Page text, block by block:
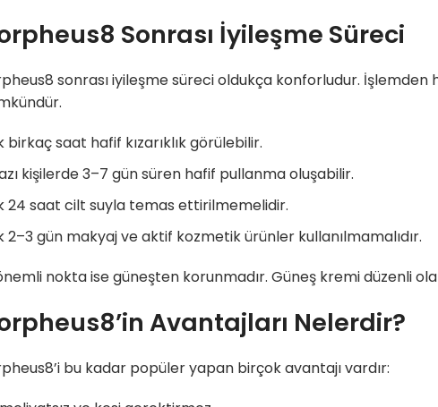
Sonrası İyileşme Süreci
sonrası iyileşme süreci oldukça konforludur.
birkaç saat hafif kızarıklık görülebilir.
kişilerde 3–7 gün süren hafif pullanma oluşabilir.
24 saat cilt suyla temas ettirilmemelidir.
2–3 gün makyaj ve aktif kozmetik ürünler kullanılmamalıdır.
nokta ise güneşten korunmadır. Güneş kremi düzenli
Avantajları Nelerdir?
bu kadar popüler yapan birçok avantajı vardır: